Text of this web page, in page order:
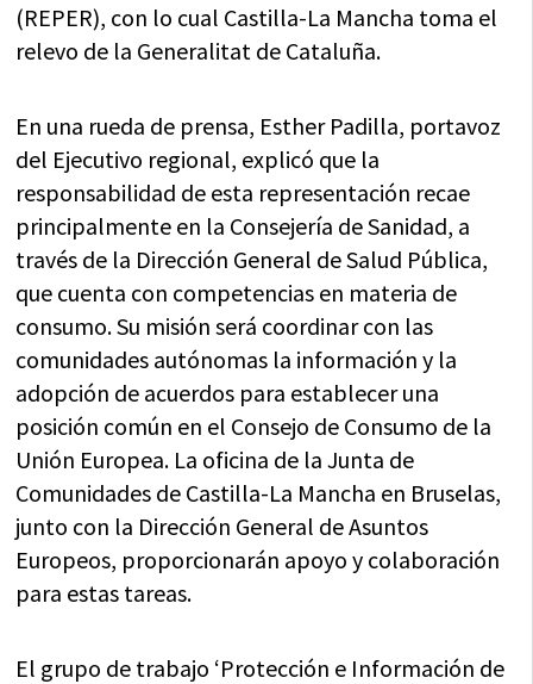
(REPER), con lo cual Castilla-La Mancha toma el
relevo de la Generalitat de Cataluña.
En una rueda de prensa, Esther Padilla, portavoz
del Ejecutivo regional, explicó que la
responsabilidad de esta representación recae
principalmente en la Consejería de Sanidad, a
través de la Dirección General de Salud Pública,
que cuenta con competencias en materia de
consumo. Su misión será coordinar con las
comunidades autónomas la información y la
adopción de acuerdos para establecer una
posición común en el Consejo de Consumo de la
Unión Europea. La oficina de la Junta de
Comunidades de Castilla-La Mancha en Bruselas,
junto con la Dirección General de Asuntos
Europeos, proporcionarán apoyo y colaboración
para estas tareas.
El grupo de trabajo ‘Protección e Información de